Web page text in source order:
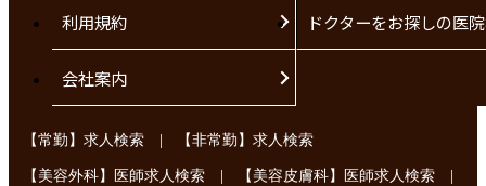
利用規約 ドクターをお探しの医
会社案内
【常勤】求人検索 | 【非常勤】求人検索
【美容外科】医師求人検索 | 【美容皮膚科】医師求人検索 |